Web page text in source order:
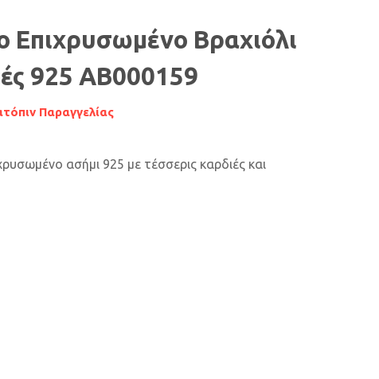
Επιχρυσωμένο Βραχιόλι
925 AB000159
Παραγγελίας
ασήμι 925 με τέσσερις καρδιές και